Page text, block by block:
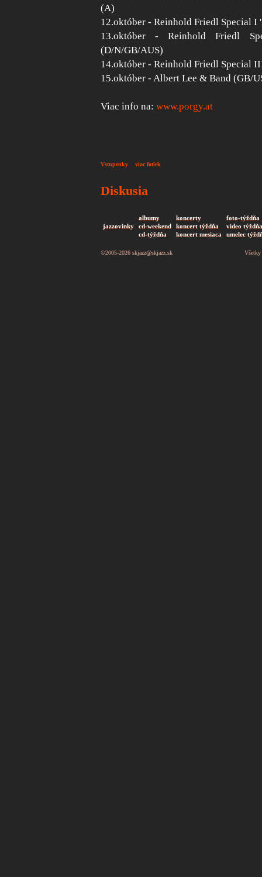
(A)
12.október - Reinhold Friedl Special
13.október - Reinhold Friedl
(D/N/GB/AUS)
14.október - Reinhold Friedl Special
15.október - Albert Lee & Band (GB/
Viac info na: www.porgy.at
Vstupenky viac fotiek
Diskusia
jazzovinky
albumy koncerty
foto-týždňa
cd-weekend
koncert týždňa
video týždňa
cd-týždňa
koncert mesiaca umelec
©2005-2026 skjazz@skjazz.sk Všetky